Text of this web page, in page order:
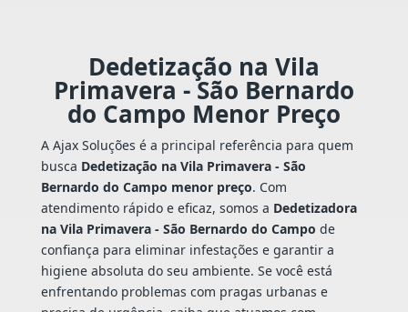
Dedetização na Vila
Primavera - São Bernardo
do Campo Menor Preço
A Ajax Soluções é a principal referência para quem
busca Dedetização na Vila Primavera - São
Bernardo do Campo menor preço. Com
atendimento rápido e eficaz, somos a Dedetizadora
na Vila Primavera - São Bernardo do Campo de
confiança para eliminar infestações e garantir a
higiene absoluta do seu ambiente. Se você está
enfrentando problemas com pragas urbanas e